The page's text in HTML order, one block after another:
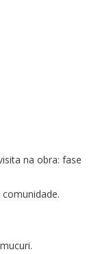
na obra: fase